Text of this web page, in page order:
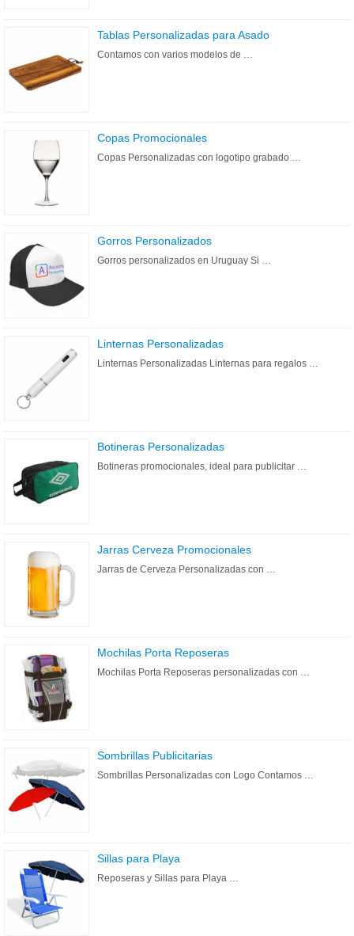
Tablas Personalizadas para Asado
Contamos con varios modelos de …
Copas Promocionales
Copas Personalizadas con logotipo grabado …
Gorros Personalizados
Gorros personalizados en Uruguay Si …
Linternas Personalizadas
Linternas Personalizadas Linternas para regalos …
Botineras Personalizadas
Botineras promocionales, ideal para publicitar …
Jarras Cerveza Promocionales
Jarras de Cerveza Personalizadas con …
Mochilas Porta Reposeras
Mochilas Porta Reposeras personalizadas con …
Sombrillas Publicitarias
Sombrillas Personalizadas con Logo Contamos …
Sillas para Playa
Reposeras y Sillas para Playa …